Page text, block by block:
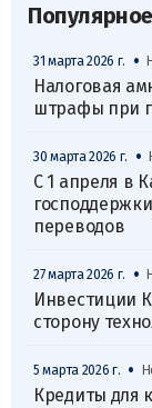
31 марта 2026 г. •
Налоговая
штрафы при
30 марта 2026 г. •
С 1 апреля в
переводов
27 марта 2026 г. •
Инвестиции
сторону
5 марта 2026 г. •
Кредиты для